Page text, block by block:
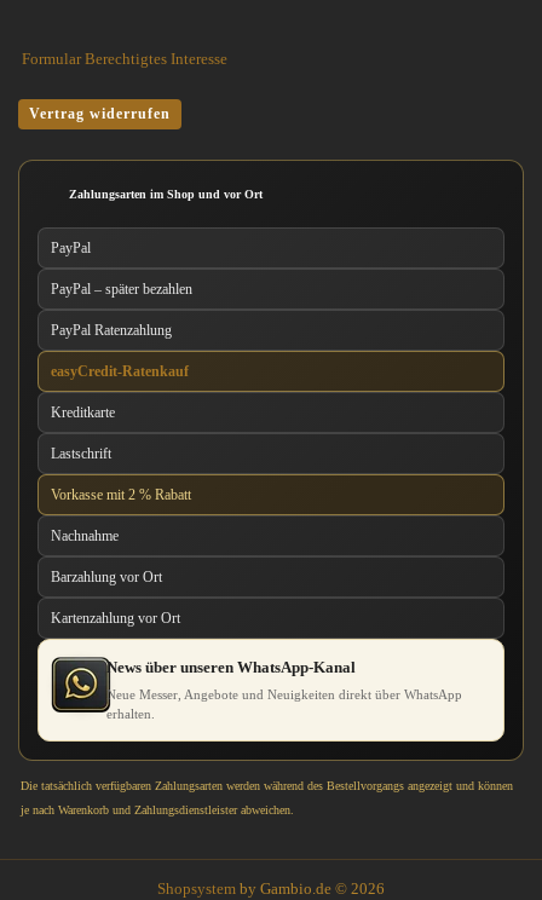
Formular Berechtigtes Interesse
Vertrag widerrufen
Zahlungsarten im Shop und vor Ort
PayPal
PayPal – später bezahlen
PayPal Ratenzahlung
easyCredit-Ratenkauf
Kreditkarte
Lastschrift
Vorkasse mit 2 % Rabatt
Nachnahme
Barzahlung vor Ort
Kartenzahlung vor Ort
News über unseren WhatsApp-Kanal
Neue Messer, Angebote und Neuigkeiten direkt über WhatsApp
erhalten.
Die tatsächlich verfügbaren Zahlungsarten werden während des Bestellvorgangs angezeigt und können
je nach Warenkorb und Zahlungsdienstleister abweichen.
Shopsystem by Gambio.de © 2026